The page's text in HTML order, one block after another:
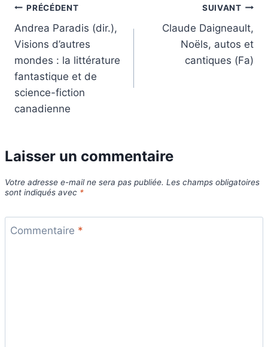
Navigation
de
l’article
PRÉCÉDENT
Andrea Paradis (dir.),
Visions d’autres
mondes : la littérature
fantastique et de
science-fiction
canadienne
SUIVANT
Claude Daigneault,
Noëls, autos et
cantiques (Fa)
Laisser un commentaire
Votre adresse e-mail ne sera pas publiée. Les champs obligatoires
sont indiqués avec *
Commentaire *